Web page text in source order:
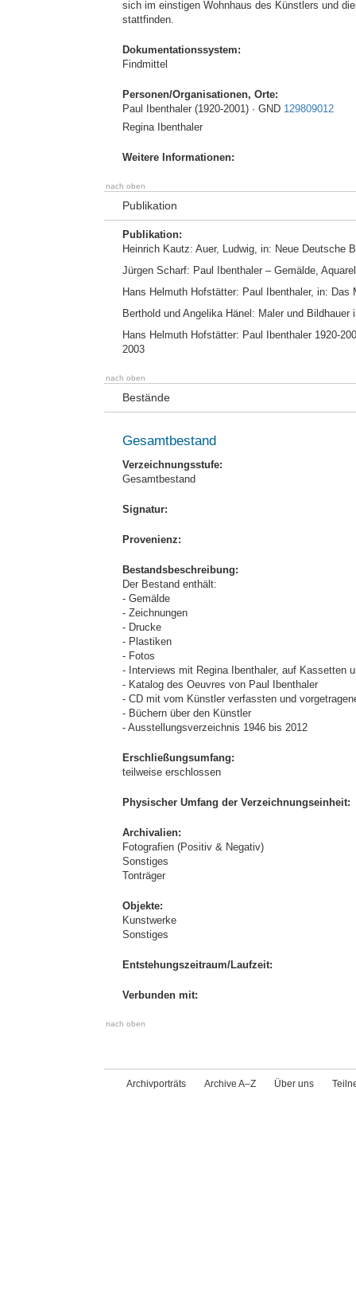
sich im einstigen Wohnhaus des Künstlers und
stattfinden.
Dokumentationssystem:
Findmittel
Personen/Organisationen, Orte:
Paul Ibenthaler (1920-2001) · GND 129809012
Regina Ibenthaler
Weitere Informationen:
nach oben
Publikation
Publikation:
Heinrich Kautz: Auer, Ludwig, in: Neue Deutsche
Jürgen Scharf: Paul Ibenthaler – Gemälde,
Hans Helmuth Hofstätter: Paul Ibenthaler, in:
Berthold und Angelika Hänel: Maler und
Hans Helmuth Hofstätter: Paul Ibenthaler 1920-
2003
nach oben
Bestände
Gesamtbestand
Verzeichnungsstufe:
Gesamtbestand
Signatur:
Provenienz:
Bestandsbeschreibung:
Der Bestand enthält:
- Gemälde
- Zeichnungen
- Drucke
- Plastiken
- Fotos
- Interviews mit Regina Ibenthaler, auf Kassetten
- Katalog des Oeuvres von Paul Ibenthaler
- CD mit vom Künstler verfassten und
- Büchern über den Künstler
- Ausstellungsverzeichnis 1946 bis 2012
Erschließungsumfang:
teilweise erschlossen
Physischer Umfang der Verzeichnungseinheit:
Archivalien:
Fotografien (Positiv & Negativ)
Sonstiges
Tonträger
Objekte:
Kunstwerke
Sonstiges
Entstehungszeitraum/Laufzeit:
Verbunden mit:
nach oben
Archivporträts Archive A–Z Über uns